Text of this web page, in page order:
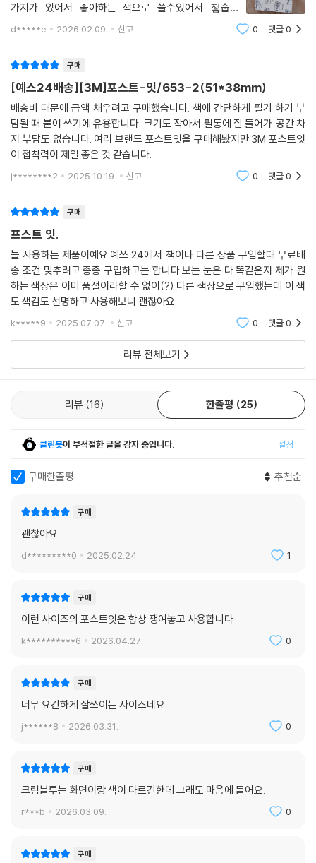
가지가 있어서 좋아하는 색으로 쓸수있어서 젛숩니
다.가격도 세일을 해서 저렴하게 사용할수있습니다
d*****e 2026.02.09. 신고 0 댓글0
구매
[예스24배송][3M]포스트-잇/653-2(51*38mm)
배송비 때문에 금액 채우려고 구매했습니다. 책에 간단하게 필기 하기 부
담될 때 붙여 쓰기에 유용합니다. 크기도 작아서 필통에 잘 들어가 공간 차
지 부담도 없습니다. 여러 브랜드 포스트잇을 구매해봤지만 3M 포스트잇
이 접착력이 제일 좋은 것 같습니다.
j********2 2025.10.19. 신고 0 댓글0
구매
프스트 잇.
늘 사용하는 제품이예요.예쓰 24에서 책이나 다른 상품 구입할때 무료배
송 조건 맞추려고 종종 구입하고는 합니다.보는 눈은 다 똑같은지 제가 원
하는 색상은 이미 품절이라할 수 없이(?) 다른 색상으로 구입했는데 이 색
도 색감도 선명하고 사용해보니 괜찮아요.
k*****9 2025.07.07. 신고 0 댓글0
리뷰 전체보기
리뷰 16 한줄평 25
클린봇이 부적절한 글을 감지 중입니다. 설정
구매한줄평 추천순
구매
괜찮아요.
d*********0 2025.02.24. 1
구매
이런 사이즈의 포스트잇은 항상 쟁여놓고 사용합니다
k**********6 2026.04.27. 0
구매
너무 요긴하게 잘쓰이는 사이즈네요
j******8 2026.03.31. 0
구매
크림블루는 화면이랑 색이 다르긴한데 그래도 마음에 들어요.
r***b 2026.03.09. 0
구매